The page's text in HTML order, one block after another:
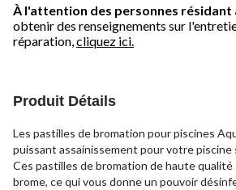
À l'attention des personnes résidant
obtenir des renseignements sur
réparation,cliquez ici.
Produit Détails
Les pastilles de bromation pour piscines
puissant assainissement pour votre piscine
Ces pastilles de bromation de haute
brome, ce qui vous donne un pouvoir